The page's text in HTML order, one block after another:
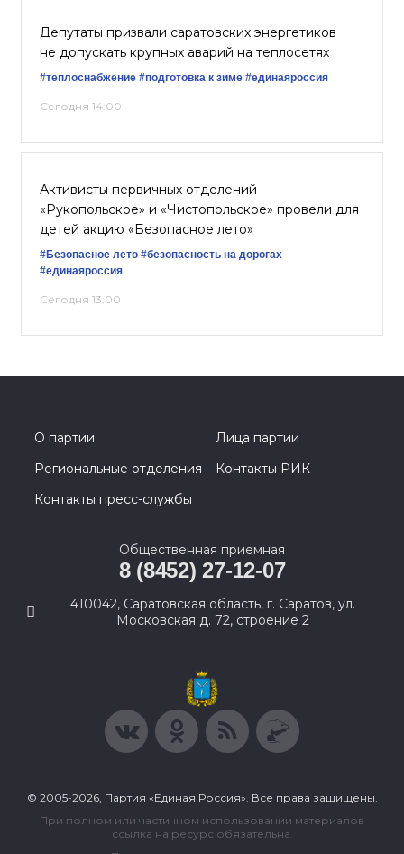
Депутаты призвали саратовских энергетиков
не допускать крупных аварий на теплосетях
#теплоснабжение #подготовка к зиме #единаяроссия
Сегодня 14:00
Активисты первичных отделений
«Рукопольское» и «Чистопольское» провели для
детей акцию «Безопасное лето»
#Безопасное лето #безопасность на дорогах
#единаяроссия
Сегодня 13:00
О партии
Лица партии
Региональные отделения
Контакты РИК
Контакты пресс-службы
Общественная приемная
8 (8452) 27-12-07
410042, Саратовская область, г. Саратов, ул.
Московская д. 72, строение 2
© 2005-2026, Партия «Единая Россия». Все права защищены.
При полном или частичном использовании материалов
ссылка на ресурс обязательна.